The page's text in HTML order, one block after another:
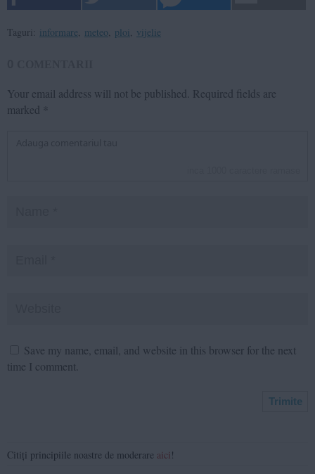
Taguri: informare, meteo, ploi, vijelie
Your email address will not be published. Required fields are
marked *
Save my name, email, and website in this browser for the next
time I comment.
Citiți principiile noastre de moderare aici!